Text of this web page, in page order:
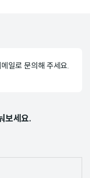
일로 문의해 주세요.
보세요.